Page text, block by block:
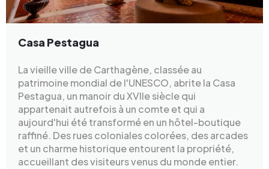
Casa Pestagua
La vieille ville de Carthagène, classée au
patrimoine mondial de l'UNESCO, abrite la Casa
Pestagua, un manoir du XVIIe siècle qui
appartenait autrefois à un comte et qui a
aujourd'hui été transformé en un hôtel-boutique
raffiné. Des rues coloniales colorées, des arcades
et un charme historique entourent la propriété,
accueillant des visiteurs venus du monde entier.